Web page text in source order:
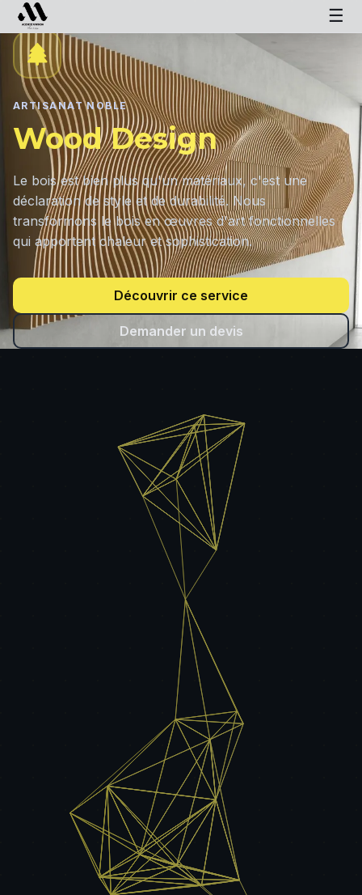
☰
ARTISANAT NOBLE
Wood Design
Le bois est bien plus qu'un matériaux, c'est une
déclaration de style et de durabilité. Nous
transformons le bois en œuvres d'art fonctionnelles
qui apportent chaleur et sophistication.
Découvrir ce service
Demander un devis